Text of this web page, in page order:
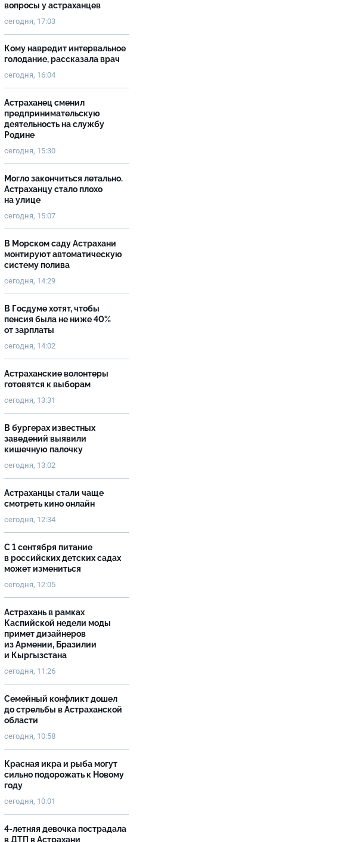
вопросы у астраханцев
сегодня, 17:03
Кому навредит интервальное
голодание, рассказала врач
сегодня, 16:04
Астраханец сменил
предпринимательскую
деятельность на службу
Родине
сегодня, 15:30
Могло закончиться летально.
Астраханцу стало плохо
на улице
сегодня, 15:07
В Морском саду Астрахани
монтируют автоматическую
систему полива
сегодня, 14:29
В Госдуме хотят, чтобы
пенсия была не ниже 40%
от зарплаты
сегодня, 14:02
Астраханские волонтеры
готовятся к выборам
сегодня, 13:31
В бургерах известных
заведений выявили
кишечную палочку
сегодня, 13:02
Астраханцы стали чаще
смотреть кино онлайн
сегодня, 12:34
С 1 сентября питание
в российских детских садах
может измениться
сегодня, 12:05
Астрахань в рамках
Каспийской недели моды
примет дизайнеров
из Армении, Бразилии
и Кыргызстана
сегодня, 11:26
Семейный конфликт дошел
до стрельбы в Астраханской
области
сегодня, 10:58
Красная икра и рыба могут
сильно подорожать к Новому
году
сегодня, 10:01
4-летняя девочка пострадала
в ДТП в Астрахани